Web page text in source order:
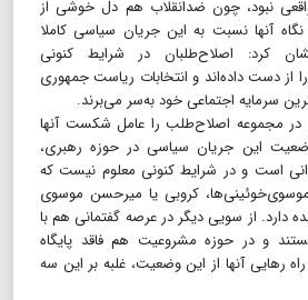
نبود، چون ضدانقلاب هم دل‌ خوشی از
نگاه آنها نسبت به این جریان سیاسی کاملا
کرد: اصلاح‌طلبان در شرایط کنونی
از دست داده‌اند و انتخابات ریاست جمهوری
سرمایه اجتماعی خود به‌سر می‌برند.
در مجموعه اصلاح‌طلب را عامل شکست آنها
این جریان سیاسی در حوزه رهبری،
است و در شرایط کنونی معلوم نیست که
کروبی یا میرحسن موسوی
دارد. از سویی دیگر در عرصه گفتمانی هم با
و در حوزه مشروعیت هم فاقد پایگاه
رهایی آنها از این وضعیت، غلبه بر این سه